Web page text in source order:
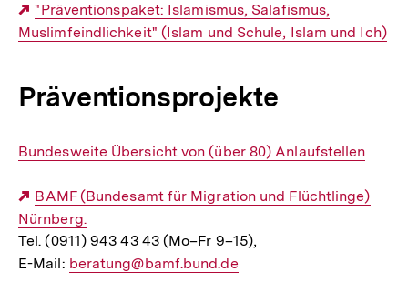
Externer
Link:
"Präventionspaket: Islamismus, Salafismus,
Muslimfeindlichkeit" (Islam und Schule, Islam und Ich)
Präventionsprojekte
Interner
Bundesweite Übersicht von (über 80) Anlaufstellen
Externer
Link:
BAMF (Bundesamt für Migration und Flüchtlinge)
Nürnberg.
Tel. (0911) 943 43 43 (Mo–Fr 9–15),
E-Mail: E-
beratung@bamf.bund.de